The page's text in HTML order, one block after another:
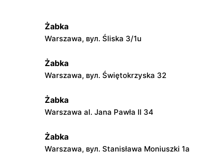
Żabka
Warszawa, вул. Śliska 3/1u
Żabka
Warszawa, вул. Świętokrzyska 32
Żabka
Warszawa al. Jana Pawła II 34
Żabka
Warszawa, вул. Stanisława Moniuszki 1a